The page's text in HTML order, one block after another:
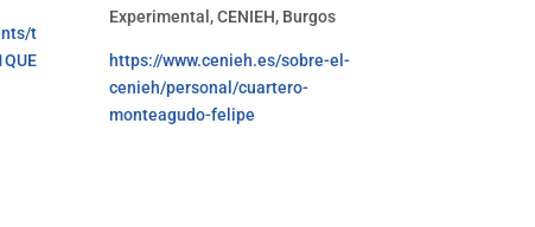
t
Experimental, CENIEH, Burgos
https://www.cenieh.es/sobre-el-
cenieh/personal/cuartero-
monteagudo-felipe